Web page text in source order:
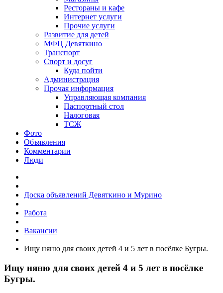
Рестораны и кафе
Интернет услуги
Прочие услуги
Развитие для детей
МФЦ Девяткино
Транспорт
Спорт и досуг
Куда пойти
Администрация
Прочая информация
Управляющая компания
Паспортный стол
Налоговая
ТСЖ
Фото
Объявления
Комментарии
Люди
Доска объявлений Девяткино и Мурино
Работа
Вакансии
Ищу няню для своих детей 4 и 5 лет в посёлке Бугры.
Ищу няню для своих детей 4 и 5 лет в посёлке
Бугры.